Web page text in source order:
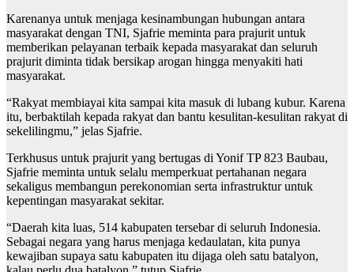
Karenanya untuk menjaga kesinambungan hubungan antara
masyarakat dengan TNI, Sjafrie meminta para prajurit untuk
memberikan pelayanan terbaik kepada masyarakat dan seluruh
prajurit diminta tidak bersikap arogan hingga menyakiti hati
masyarakat.
“Rakyat membiayai kita sampai kita masuk di lubang kubur. Karena
itu, berbaktilah kepada rakyat dan bantu kesulitan-kesulitan rakyat di
sekelilingmu,” jelas Sjafrie.
Terkhusus untuk prajurit yang bertugas di Yonif TP 823 Baubau,
Sjafrie meminta untuk selalu memperkuat pertahanan negara
sekaligus membangun perekonomian serta infrastruktur untuk
kepentingan masyarakat sekitar.
“Daerah kita luas, 514 kabupaten tersebar di seluruh Indonesia.
Sebagai negara yang harus menjaga kedaulatan, kita punya
kewajiban supaya satu kabupaten itu dijaga oleh satu batalyon,